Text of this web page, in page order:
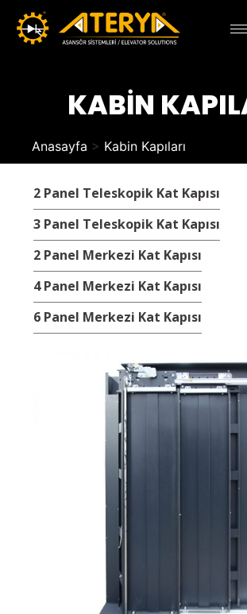
KABİN
Anasayfa > Kabin Kapıları
2 Panel Teleskopik Kat Kapısı
3 Panel Teleskopik Kat Kapısı
2 Panel Merkezi Kat Kapısı
4 Panel Merkezi Kat Kapısı
6 Panel Merkezi Kat Kapısı